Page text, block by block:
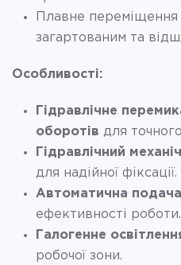
Плавне
загартованим та
Особливості:
Гідравлічне
оборотів для
Гідравлічний
для надійної фіксації.
Автоматична подача
ефективності роботи.
Галогенне
робочої зони.